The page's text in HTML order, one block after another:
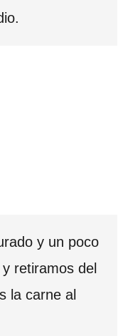
y un poco
retiramos del
la carne al